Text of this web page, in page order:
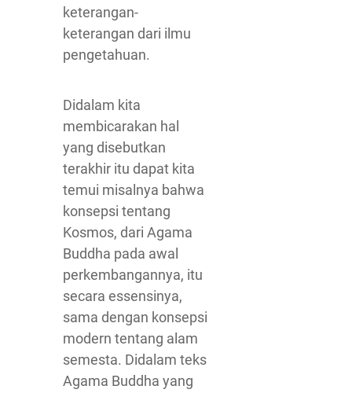
keterangan-
keterangan dari ilmu
pengetahuan.
Didalam kita
membicarakan hal
yang disebutkan
terakhir itu dapat kita
temui misalnya bahwa
konsepsi tentang
Kosmos, dari Agama
Buddha pada awal
perkembangannya, itu
secara essensinya,
sama dengan konsepsi
modern tentang alam
semesta. Didalam teks
Agama Buddha yang